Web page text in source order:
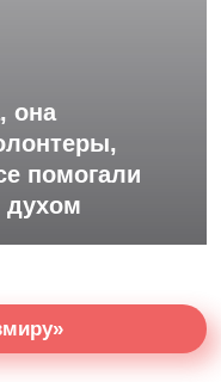
она
помогали
духом